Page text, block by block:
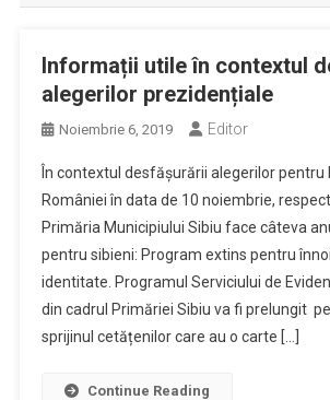
Informații utile în contextul
alegerilor prezidențiale
Noiembrie 6, 2019 Editor
În contextul desfășurării alegerilor pentru
României în data de 10 noiembrie,
Primăria Municipiului Sibiu face câteva
pentru sibieni: Program extins pentru
identitate. Programul Serviciului de
din cadrul Primăriei Sibiu va fi prelungit
sprijinul cetățenilor care au o carte […]
Continue Reading